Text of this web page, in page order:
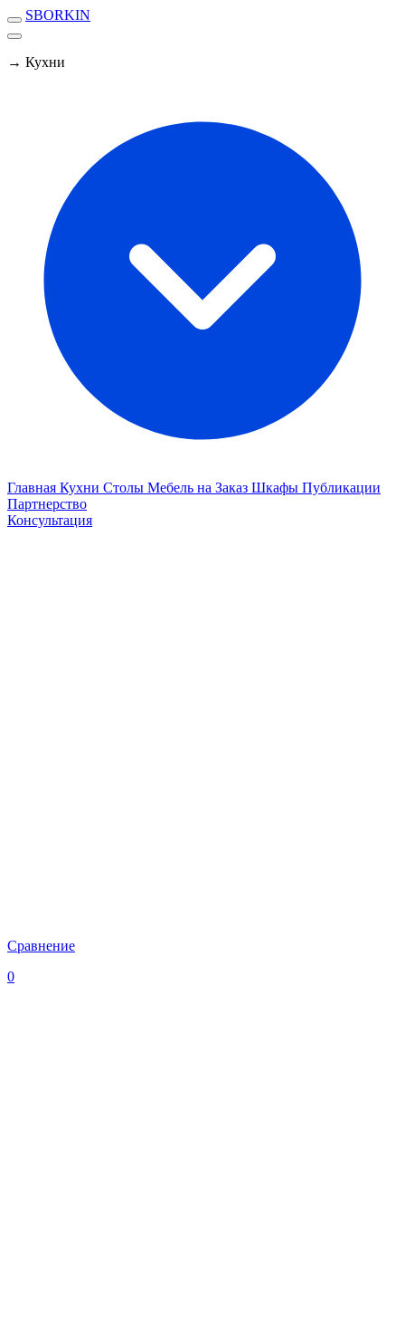
SBORKIN
→ Кухни
Главная Кухни Столы Мебель на Заказ Шкафы Публикации
Партнерство
Консультация
Сравнение
0